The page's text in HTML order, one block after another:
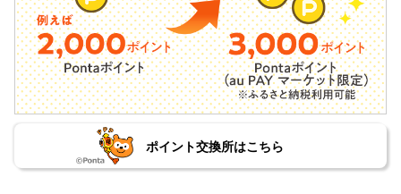
ポイント交換所はこちら